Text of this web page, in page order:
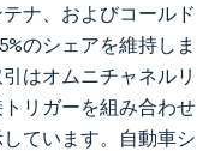
ナ、およびコールド
のシェアを維持しま
はオムニチャネルリ
リガーを組み合わせ
ています。自動車シ